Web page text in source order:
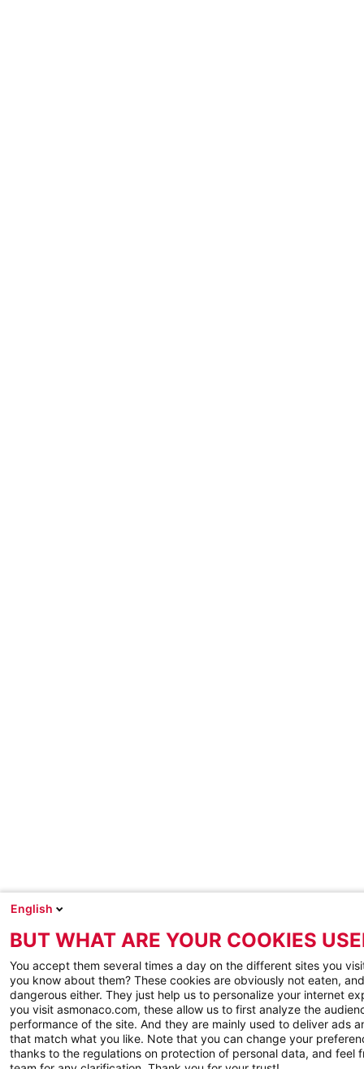
English
BUT WHAT ARE YOUR COOKIES
You accept them several times a day on the different sites you
you know about them? These cookies are obviously not eaten,
dangerous either. They just help us to personalize your internet
you visit asmonaco.com, these allow us to first analyze the
performance of the site. And they are mainly used to deliver ads
that match what you like. Note that you can change your
thanks to the regulations on protection of personal data, and feel